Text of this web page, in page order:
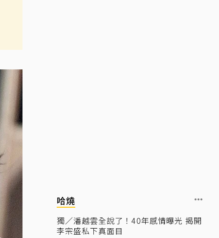
哈燒
獨／潘越雲全說了！40年感情曝光 揭開
李宗盛私下真面目